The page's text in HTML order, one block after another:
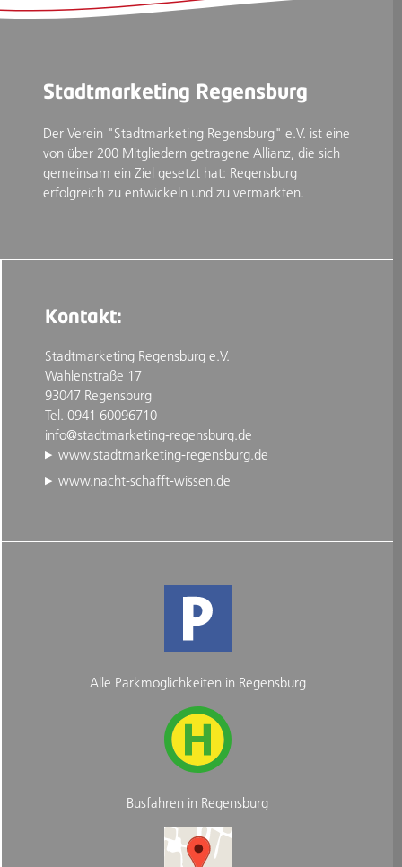
Stadtmarketing Regensburg
Der Verein "Stadtmarketing Regensburg" e.V. ist eine
von über 200 Mitgliedern getragene Allianz, die sich
gemeinsam ein Ziel gesetzt hat: Regensburg
erfolgreich zu entwickeln und zu vermarkten.
Kontakt:
Stadtmarketing Regensburg e.V.
Wahlenstraße 17
93047 Regensburg
Tel. 0941 60096710
info@stadtmarketing-regensburg.de
www.stadtmarketing-regensburg.de
www.nacht-schafft-wissen.de
Alle Parkmöglichkeiten in Regensburg
Busfahren in Regensburg